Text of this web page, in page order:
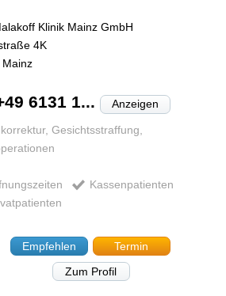
Klinik Mainz GmbH
4K
Mainz
6131 1... Anzeigen
Gesichtsstraffung,
Kassenpatienten
Empfehlen
Termin
Zum Profil